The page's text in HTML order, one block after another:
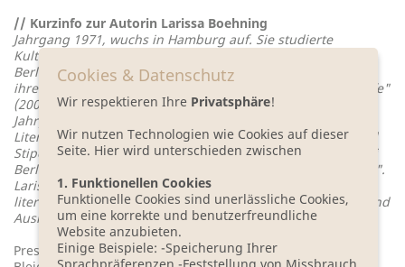
// Kurzinfo zur Autorin Larissa Boehning
Jahrgang 1971, wuchs in Hamburg auf. Sie studierte
Kulturwissenschaften, Philosophie und Kunstgeschichte in
Berlin. Einige Jahre lebte sie in Spanien und seit 2007 mit
ihrer Familie wieder in Berlin. Ihr Romandebüt "Lichte Stoffe"
(2007) war auf der Longlist des Deutschen Buchpreises. Im
Jahrgang 2009/ 2010 war sie Preisträgerin des Spreewald-
Literatur-Stipendiums. Ihre Bücher wurden mit Preisen und
Stipendien ausgezeichnet. Zuletzt erschien 2014 bei Galiani
Berlin der Roman "Nichts davon stimmt, aber alles ist wahr".
Larissa Boehning unterrichtet zudem kreatives und
literarisches Schreiben an mehreren Universitäten im In- und
Ausland.
Pressefoto-Link:
Cookies & Datenschutz
Wir respektieren Ihre Privatsphäre!
Wir nutzen Technologien wie Cookies auf dieser
Seite. Hier wird unterschieden zwischen
1. Funktionellen Cookies
Funktionelle Cookies sind unerlässliche Cookies,
um eine korrekte und benutzerfreundliche
Website anzubieten.
Einige Beispiele: -Speicherung Ihrer